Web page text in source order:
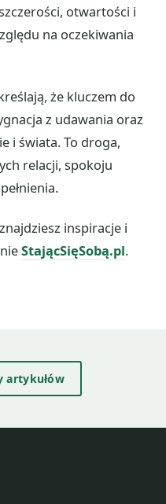
otwartości i
na oczekiwania
że kluczem do
z udawania oraz
i świata. To droga,
relacji, spokoju
inspiracje i
StającSięSobą.pl.
artykułów